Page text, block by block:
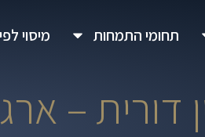
תחומי התמחות מיסוי
–